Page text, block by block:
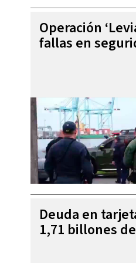
Operación
fallas en
Deuda en
1,71 billones